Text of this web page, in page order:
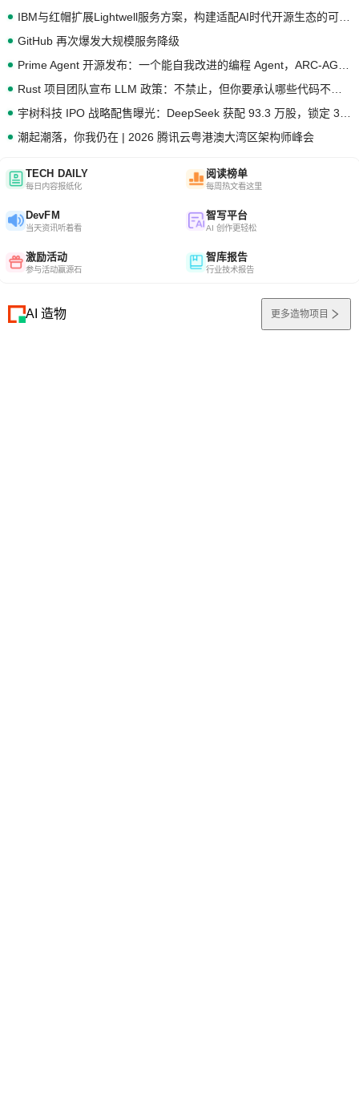
GitHub 再次爆发大规模服务降级
潮起潮落，你我仍在 | 2026 腾讯云粤港澳大湾区架构师峰会
TECH DAILY
每日内容报纸化
阅读榜单
每周热文看这里
DevFM
当天资讯听着看
智写平台
AI 创作更轻松
激励活动
参与活动赢源石
智库报告
行业技术报告
AI 造物 更多造物项目